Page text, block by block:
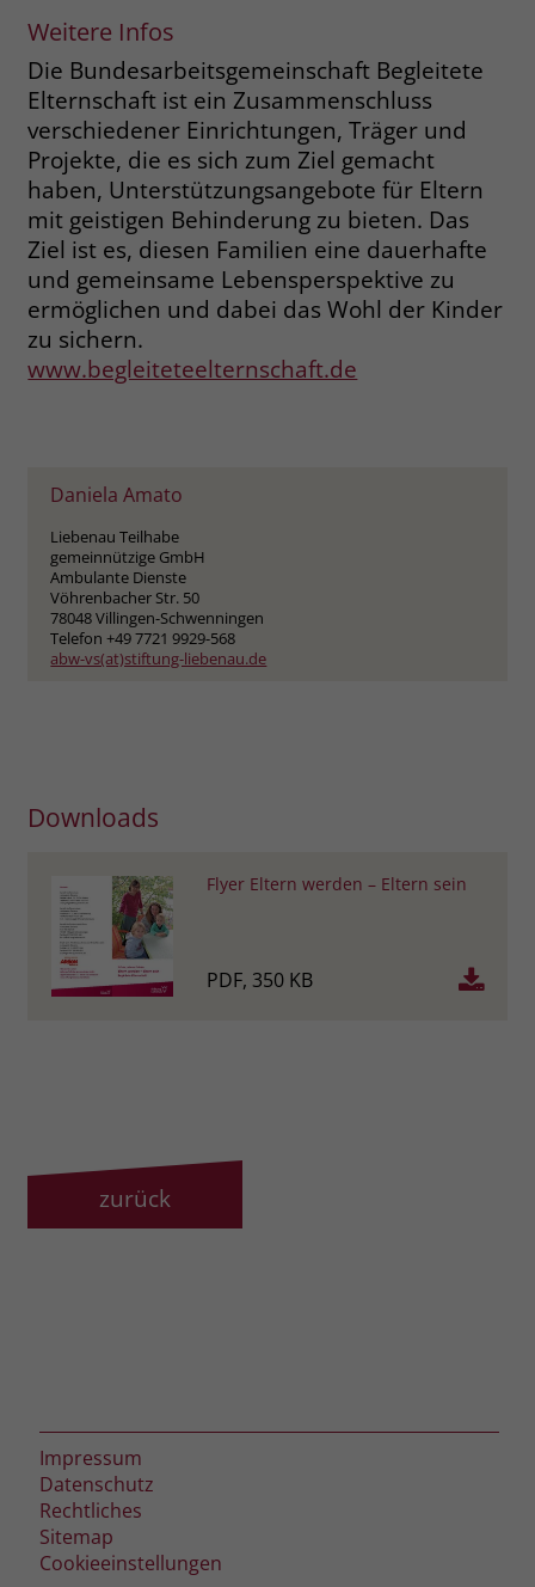
Weitere Infos
Die Bundesarbeitsgemeinschaft Begleitete
Elternschaft ist ein Zusammenschluss
verschiedener Einrichtungen, Träger und
Projekte, die es sich zum Ziel gemacht
haben, Unterstützungsangebote für Eltern
mit geistigen Behinderung zu bieten. Das
Ziel ist es, diesen Familien eine dauerhafte
und gemeinsame Lebensperspektive zu
ermöglichen und dabei das Wohl der Kinder
zu sichern.
www.begleiteteelternschaft.de
Daniela Amato
Liebenau Teilhabe
gemeinnützige GmbH
Ambulante Dienste
Vöhrenbacher Str. 50
78048 Villingen-Schwenningen
Telefon +49 7721 9929-568
abw-vs(at)stiftung-liebenau.de
Downloads
Flyer Eltern werden – Eltern sein
PDF, 350 KB
zurück
Impressum
Datenschutz
Rechtliches
Sitemap
Cookieeinstellungen
Informationen und wird von Facebook
nur platziert, um Daten an das
Unternehmen zurückzusenden.